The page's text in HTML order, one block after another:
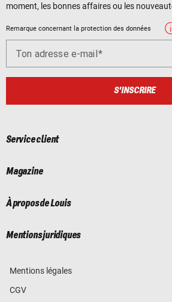
moment, les bonnes affaires ou les
Remarque concernant la protection des données
Ton adresse e-mail
S'INSCRIRE
Service client
Magazine
À propos de Louis
Mentions juridiques
Mentions légales
CGV